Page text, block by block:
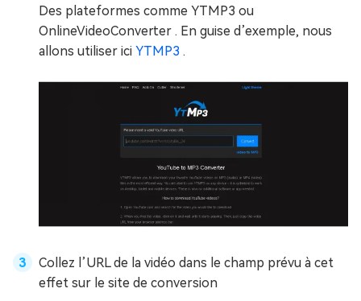
Des plateformes comme YTMP3 ou
OnlineVideoConverter . En guise d’exemple, nous
allons utiliser ici YTMP3 .
Collez l’URL de la vidéo dans le champ prévu à cet
effet sur le site de conversion